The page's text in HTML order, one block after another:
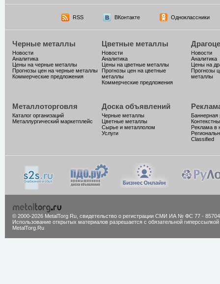
RSS ВКонтакте Одноклассники
Черные металлы
Новости
Аналитика
Цены на черные металлы
Прогнозы цен на черные металлы
Коммерческие предложения
Цветные металлы
Новости
Аналитика
Цены на цветные металлы
Прогнозы цен на цветные
металлы
Коммерческие предложения
Новости
Аналитика
Цены на
Прогнозы
металлы
Металлоторговля
Каталог организаций
Металлургический маркетплейс
Доска объявлений
Черные металлы
Цветные металлы
Сырье и металлолом
Услуги
Баннерная
Реклама в
Classified
© 2000-2026 MetalTorg.Ru, cвидетельство о регистрации СМИ ИА № ФС 77 - 85704
Использование открытых материалов разрешается с обязательной гиперссылкой
MetalTorg.Ru